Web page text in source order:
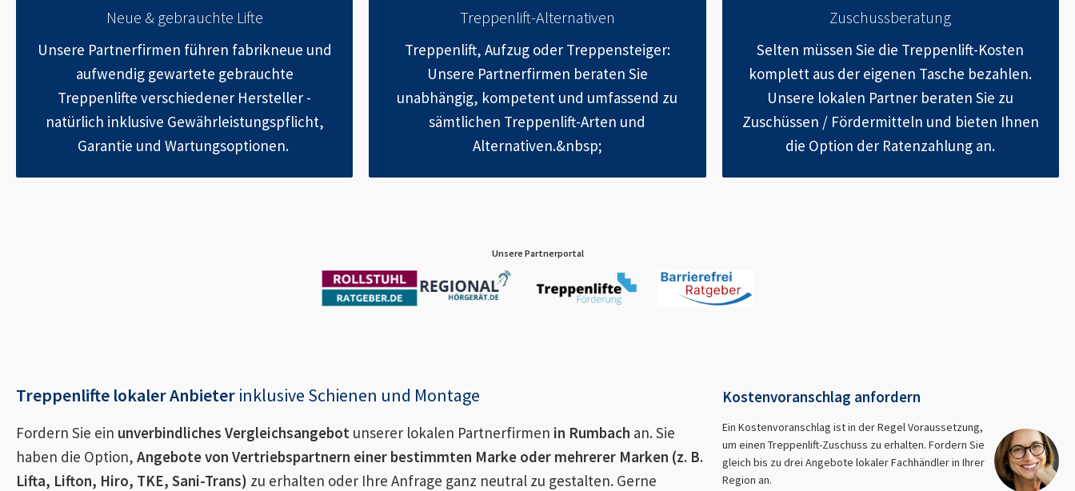
Neue & gebrauchte Lifte
Unsere Partnerfirmen führen fabrikneue und
aufwendig gewartete gebrauchte
Treppenlifte verschiedener Hersteller -
natürlich inklusive Gewährleistungspflicht,
Garantie und Wartungsoptionen.
Treppenlift-Alternativen
Treppenlift, Aufzug oder Treppensteiger:
Unsere Partnerfirmen beraten Sie
unabhängig, kompetent und umfassend zu
sämtlichen Treppenlift-Arten und
Alternativen.&nbsp;
Zuschussberatung
Selten müssen Sie die Treppenlift-Kosten
komplett aus der eigenen Tasche bezahlen.
Unsere lokalen Partner beraten Sie zu
Zuschüssen / Fördermitteln und bieten Ihnen
die Option der Ratenzahlung an.
Unsere Partnerportal
Treppenlifte lokaler Anbieter inklusive Schienen und Montage
Fordern Sie ein unverbindliches Vergleichsangebot unserer lokalen Partnerfirmen in Rumbach an. Sie
haben die Option, Angebote von Vertriebspartnern einer bestimmten Marke oder mehrerer Marken (z. B.
Lifta, Lifton, Hiro, TKE, Sani-Trans) zu erhalten oder Ihre Anfrage ganz neutral zu gestalten. Gerne
Kostenvoranschlag anfordern
Ein Kostenvoranschlag ist in der Regel Voraussetzung,
um einen Treppenlift-Zuschuss zu erhalten. Fordern Sie
gleich bis zu drei Angebote lokaler Fachhändler in Ihrer
Region an.